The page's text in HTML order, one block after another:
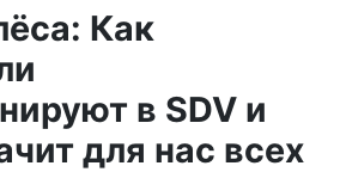
Как
в SDV и
для нас всех